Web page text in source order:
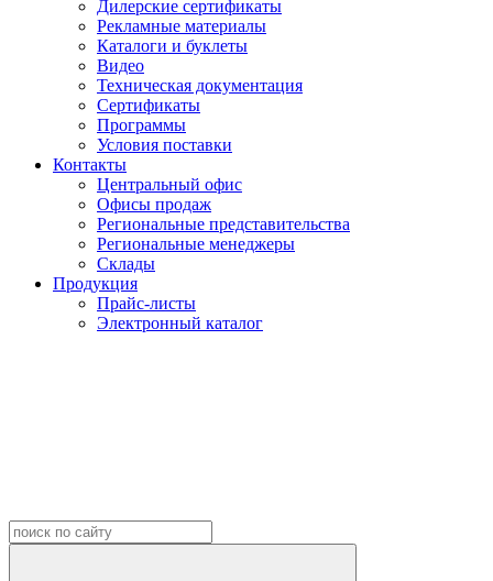
Дилерские сертификаты
Рекламные материалы
Каталоги и буклеты
Видео
Техническая документация
Сертификаты
Программы
Условия поставки
Контакты
Центральный офис
Офисы продаж
Региональные представительства
Региональные менеджеры
Склады
Продукция
Прайс-листы
Электронный каталог